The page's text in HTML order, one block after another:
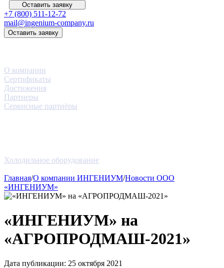
Оставить заявку
+7 (800) 511-12-72
mail@ingenium-company.ru
Оставить заявку
О компании
Сертификаты
Достижения
Партнеры
Сервисные партнёры
Холодильное оборудование
Главная/О компании ИНГЕНИУМ/Новости ООО
«ИНГЕНИУМ»
«ИНГЕНИУМ» на
«АГРОПРОДМАШ-2021»
Дата публикации: 25 октября 2021